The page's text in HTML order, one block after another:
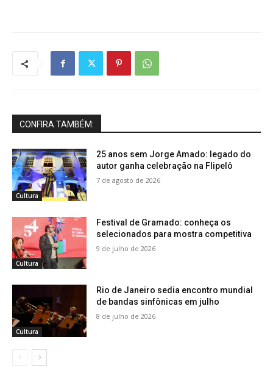
CONFIRA TAMBÉM:
Cultura
25 anos sem Jorge Amado: legado do
autor ganha celebração na Flipelô
7 de agosto de 2026
Cultura
Festival de Gramado: conheça os
selecionados para mostra competitiva
9 de julho de 2026
Cultura
Rio de Janeiro sedia encontro mundial
de bandas sinfônicas em julho
8 de julho de 2026